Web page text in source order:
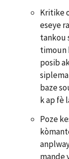
Kritike
eseye
tankou
timoun
posib
baze
k ap fè
Poze
mande